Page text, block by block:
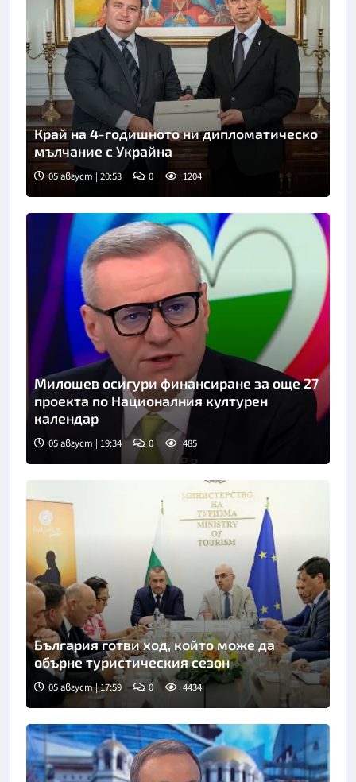
Край на 4-годишното ни дипломатическо
мълчание с Украйна
05 август | 20:53 0 1204
Снимка: Нова телевизия
Милошев осигури финансиране за още 27
проекта по Националния културен
календар
05 август | 19:34 0 485
България готви ход, който може да
обърне туристическия сезон
05 август | 17:59 0 4434